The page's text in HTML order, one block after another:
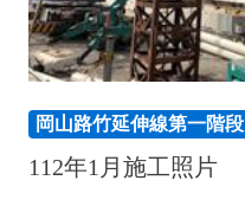
岡山路竹延伸線第一階段
112年1月施工照片